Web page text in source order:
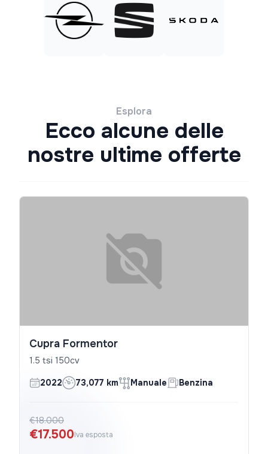
Esplora
Ecco alcune delle
nostre ultime offerte
Cupra Formentor
1.5 tsi 150cv
2022 73,077 km Manuale Benzina
€18.000
€17.500Iva esposta